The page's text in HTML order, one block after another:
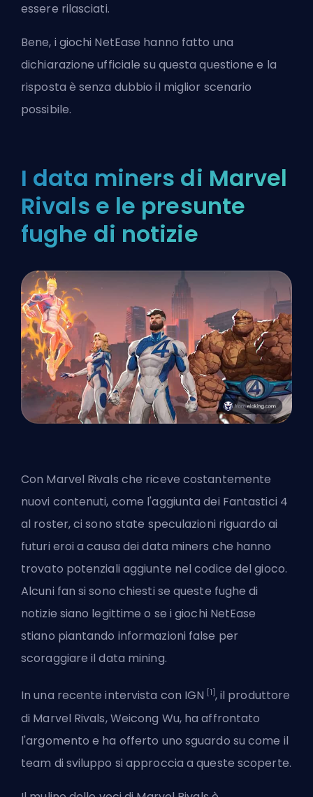
essere rilasciati.
Bene, i giochi NetEase hanno fatto una
dichiarazione ufficiale su questa questione e la
risposta è senza dubbio il miglior scenario
possibile.
I data miners di Marvel
Rivals e le presunte
fughe di notizie
Con Marvel Rivals che riceve costantemente
nuovi contenuti, come l'aggiunta dei Fantastici 4
al roster, ci sono state speculazioni riguardo ai
futuri eroi a causa dei data miners che hanno
trovato potenziali aggiunte nel codice del gioco.
Alcuni fan si sono chiesti se queste fughe di
notizie siano legittime o se i giochi NetEase
stiano piantando informazioni false per
scoraggiare il data mining.
In una recente intervista con IGN [1] , il produttore
di Marvel Rivals, Weicong Wu, ha affrontato
l'argomento e ha offerto uno sguardo su come il
team di sviluppo si approccia a queste scoperte.